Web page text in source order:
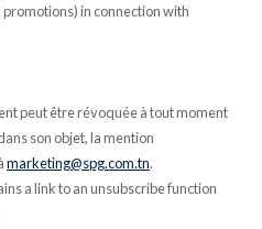
in connection with
peut être révoquée à tout moment
son objet, la mention
marketing@spg.com.tn.
a link to an unsubscribe function